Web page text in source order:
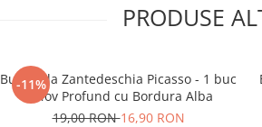
PRODUSE
-11%
Bulb Cala Zantedeschia Picasso - 1 buc
- Mov Profund cu Bordura Alba
19,00 RON16,90 RON